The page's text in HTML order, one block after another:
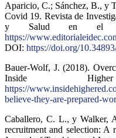
Aparicio, C.; Sánchez, B., y
Covid 19. Revista de
y Salud en el
https://
DOI: https://doi.org/
Bauer-Wolf, J. (2018).
Inside
https://
believe-they-are-prepared-
Caballero, C. L., y Walker,
recruitment and selection: A